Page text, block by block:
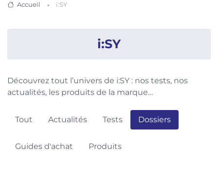
Accueil i:SY
i:SY
Découvrez tout l’univers de i:SY : nos tests, nos
actualités, les produits de la marque…
Tout Actualités Tests Dossiers
Guides d'achat Produits